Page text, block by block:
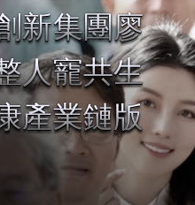
新集團廖
人寵共生
產業鏈版